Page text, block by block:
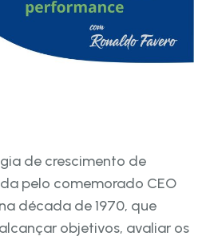
de crescimento de
pelo comemorado CEO
década de 1970, que
objetivos, avaliar os